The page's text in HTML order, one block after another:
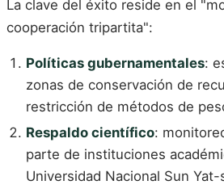
La clave del éxito reside en el
cooperación tripartita":
Políticas gubernamentales:
zonas de conservación de
restricción de métodos de
Respaldo científico:
parte de instituciones
Universidad Nacional Sun Yat-